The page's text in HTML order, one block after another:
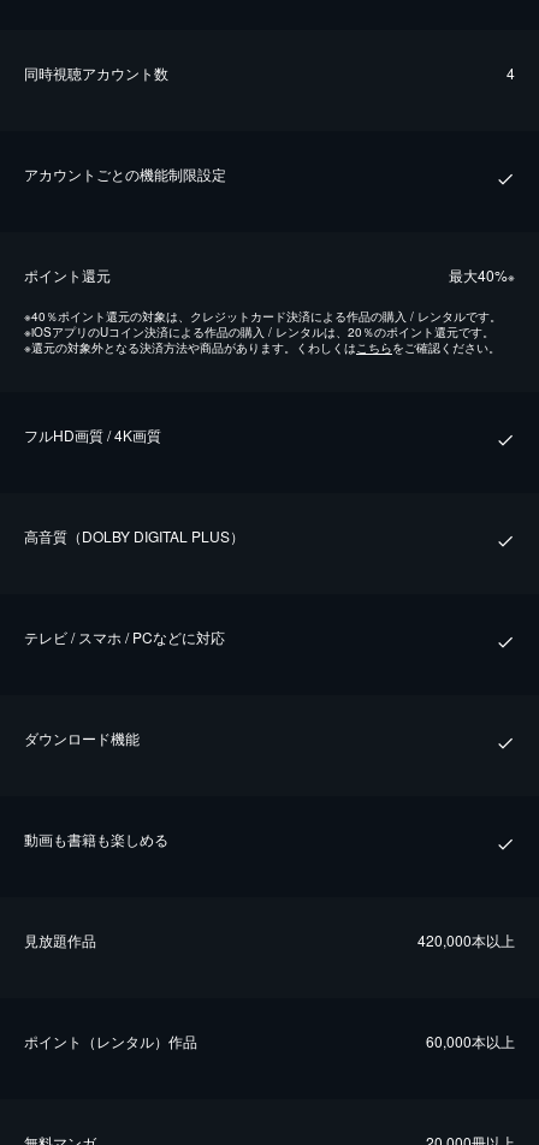
同時視聴アカウント数 4
アカウントごとの機能制限設定
ポイント還元 最⼤40%※
※40％ポイント還元の対象は、クレジットカード決済による作品の購入 / レンタルです。
※iOSアプリのUコイン決済による作品の購入 / レンタルは、20％のポイント還元です。
※還元の対象外となる決済方法や商品があります。くわしくは こちらをご確認ください。
フルHD画質 / 4K画質
⾼⾳質（DOLBY DIGITAL PLUS）
テレビ / スマホ / PCなどに対応
ダウンロード機能
動画も書籍も楽しめる
⾒放題作品 420,000本以上
ポイント（レンタル）作品 60,000本以上